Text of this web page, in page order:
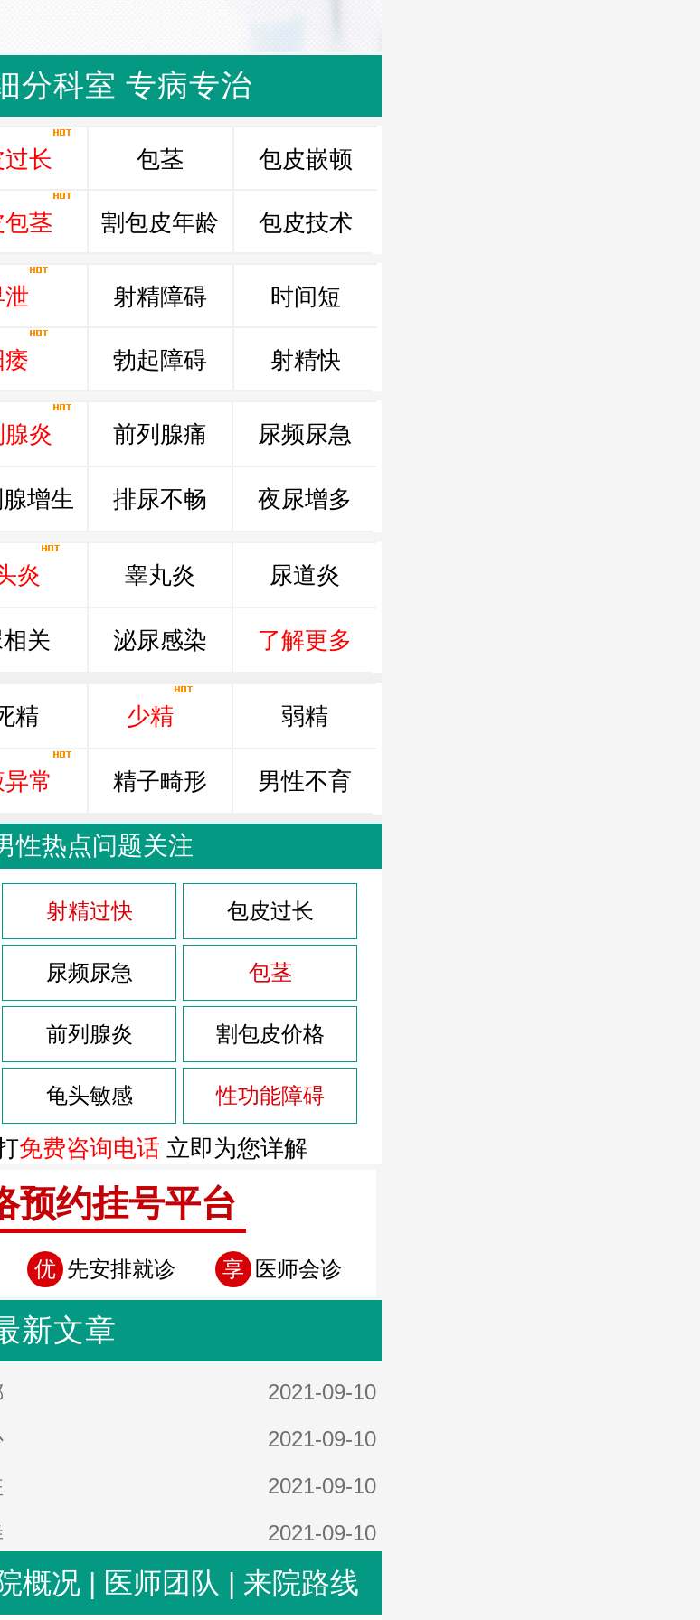
分科室 专病专治
长
茎
包茎
割包皮年龄
包皮嵌顿
包皮技术
痿
射精障碍
勃起障碍
时间短
射精快
炎 前列腺痛 尿频尿急
增生 排尿不畅 夜尿增多
炎 睾丸炎 尿道炎
关 泌尿感染 了解更多
精 少精 弱精
常 精子畸形 男性不育
性热点问题关注
射精过快 包皮过长
尿频尿急 包茎
前列腺炎 割包皮价格
龟头敏感 性功能障碍
免费咨询电话立即为您详解
预约挂号平台
优 先安排就诊 享 医师会诊
新文章
2021-09-10
2021-09-10
2021-09-10
2021-09-10
吗
2021-09-10
概况 | 医师团队 | 来院路线